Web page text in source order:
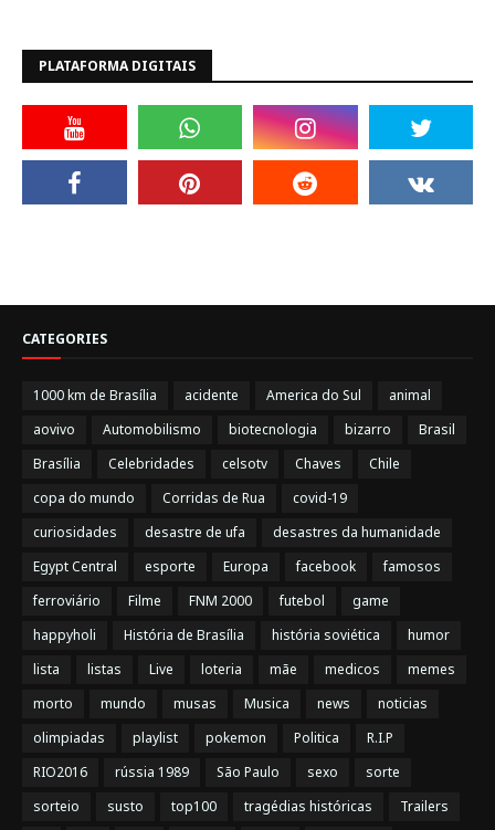
PLATAFORMA DIGITAIS
CATEGORIES
1000 km de Brasília acidente America do Sul
animal
aovivo
Automobilismo biotecnologia bizarro
Brasil
Brasília
Celebridades celsotv Chaves
Chile
copa do mundo
Corridas de Rua
covid-19
curiosidades
desastre de ufa
desastres da humanidade
Egypt Central
esporte Europa facebook
famosos
ferroviário
Filme FNM 2000 futebol
game
happyholi
História de Brasília história soviética
humor
lista
listas Live loteria mãe medicos
memes
morto
mundo musas Musica news
noticias
olimpiadas
playlist pokemon Politica
R.I.P
RIO2016
rússia 1989 São Paulo sexo
sorte
sorteio
susto top100 tragédias históricas
Trailers